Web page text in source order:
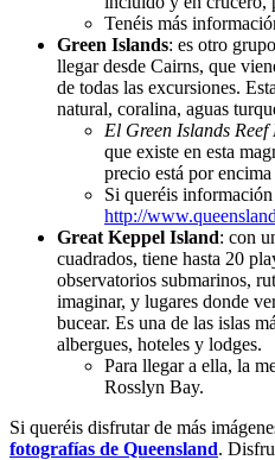
Tenéis más
Green Islands: es otro
llegar desde Cairns, que
de todas las excursiones.
natural, coralina, aguas
El Green Islands Reef
que existe en esta
precio está por
Si queréis
http://
Great Keppel Island: con
cuadrados, tiene hasta 20
observatorios submarinos,
imaginar, y lugares donde
bucear. Es una de las islas
albergues, hoteles y lodges.
Para llegar a ella, la
Rosslyn Bay.
Si queréis disfrutar de más
fotografías de Queensland.